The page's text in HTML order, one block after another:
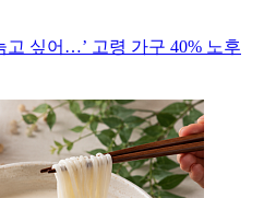
고 싶어…’ 고령 가구 40% 노후